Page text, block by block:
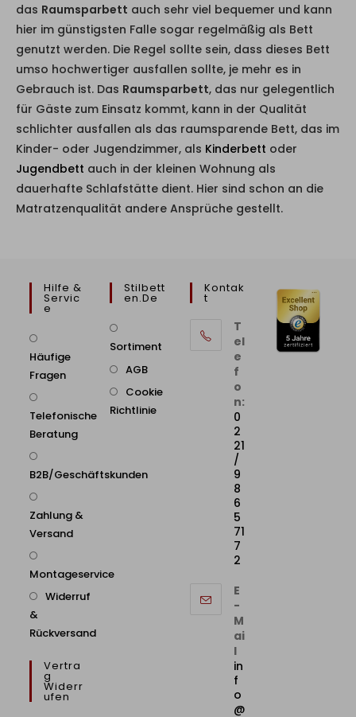
das Raumsparbett auch sehr viel bequemer und kann
hier im günstigsten Falle sogar regelmäßig als Bett
genutzt werden. Die Regel sollte sein, dass dieses Bett
umso hochwertiger ausfallen sollte, je mehr es in
Gebrauch ist. Das Raumsparbett, das nur gelegentlich
für Gäste zum Einsatz kommt, kann in der Qualität
schlichter ausfallen als das raumsparende Bett, das im
Kinder- oder Jugendzimmer, als Kinderbett oder
Jugendbett auch in der kleinen Wohnung als
dauerhafte Schlafstätte dient. Hier sind schon an die
Matratzenqualität andere Ansprüche gestellt.
Hilfe &
Servic
E
Häufige
Fragen
Telefonische
Beratung
B2B/Geschäftskunden
Zahlung &
Versand
Montageservice
Widerruf
&
Rückversand
Vertra
G
Widerr
Ufen
Stilbett
En.de
Sortiment
AGB
Cookie
Richtlinie
Kontak
T
T
el
e
f
o
n:
0
2
21
/
9
8
6
5
71
7
2
E
-
M
ai
l
in
f
o
@